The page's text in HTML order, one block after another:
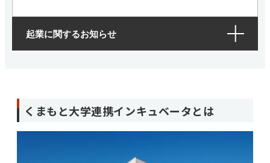
起業に関するお知らせ
くまもと大学連携インキュベータとは